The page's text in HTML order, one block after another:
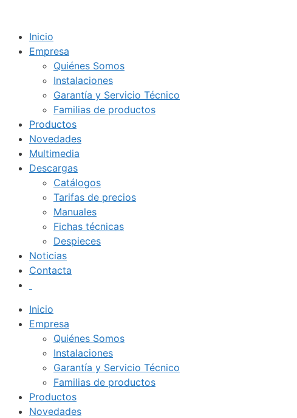
Inicio
Empresa
Quiénes Somos
Instalaciones
Garantía y Servicio Técnico
Familias de productos
Productos
Novedades
Multimedia
Descargas
Catálogos
Tarifas de precios
Manuales
Fichas técnicas
Despieces
Noticias
Contacta
Inicio
Empresa
Quiénes Somos
Instalaciones
Garantía y Servicio Técnico
Familias de productos
Productos
Novedades